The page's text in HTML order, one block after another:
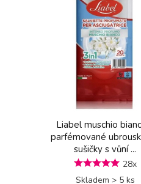
Liabel muschio
parfémované
sušičky s vůní ...
28x
Skladem > 5 ks